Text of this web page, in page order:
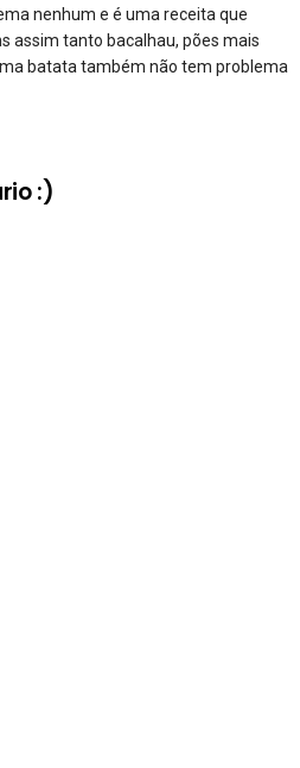
nenhum e é uma receita que
assim tanto bacalhau, pões mais
batata também não tem problema
:)